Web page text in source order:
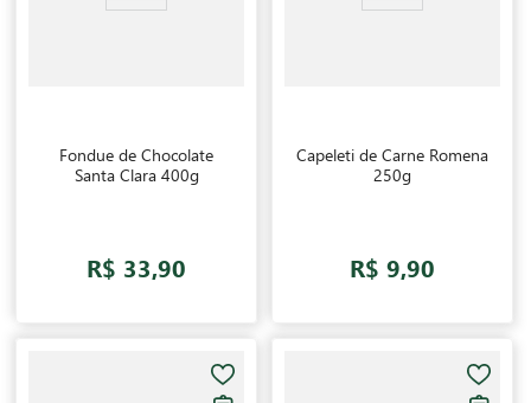
Fondue de Chocolate
Santa Clara 400g
R$ 33,90
Capeleti de Carne Romena
250g
R$ 9,90